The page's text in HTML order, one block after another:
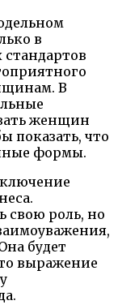
в
В
женщин
показать, что
формы.
свою роль, но
будет
выражение